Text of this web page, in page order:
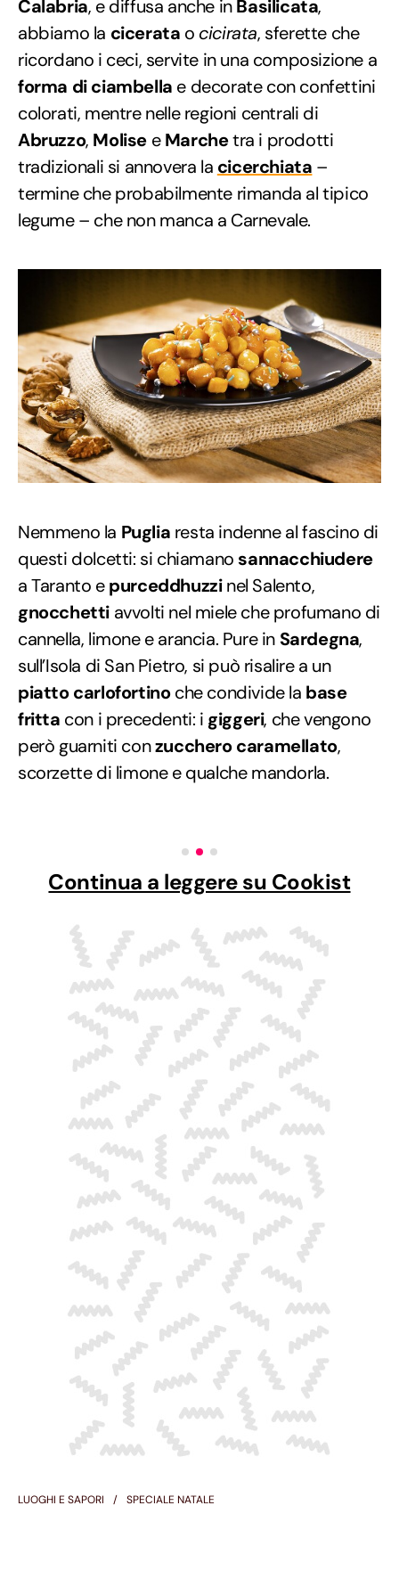
Calabria, e diffusa anche in Basilicata,
abbiamo la cicerata o cicirata, sferette che
ricordano i ceci, servite in una composizione a
forma di ciambella e decorate con confettini
colorati, mentre nelle regioni centrali di
Abruzzo, Molise eMarchetra i prodotti
tradizionali si annovera la cicerchiata –
termine che probabilmente rimanda al tipico
legume – che non manca a Carnevale.
Nemmeno la Puglia resta indenne al fascino di
questi dolcetti: si chiamano sannacchiudere
a Taranto epurceddhuzzinel Salento,
gnocchetti avvolti nel miele che profumano di
cannella, limone e arancia. Pure in Sardegna,
sull’Isola di San Pietro, si può risalire a un
piatto carlofortinoche condivide la base
fritta con i precedenti: i giggeri, che vengono
però guarniti conzucchero caramellato,
scorzette di limone e qualche mandorla.
Continua a leggere su Cookist
LUOGHI E SAPORI SPECIALE NATALE